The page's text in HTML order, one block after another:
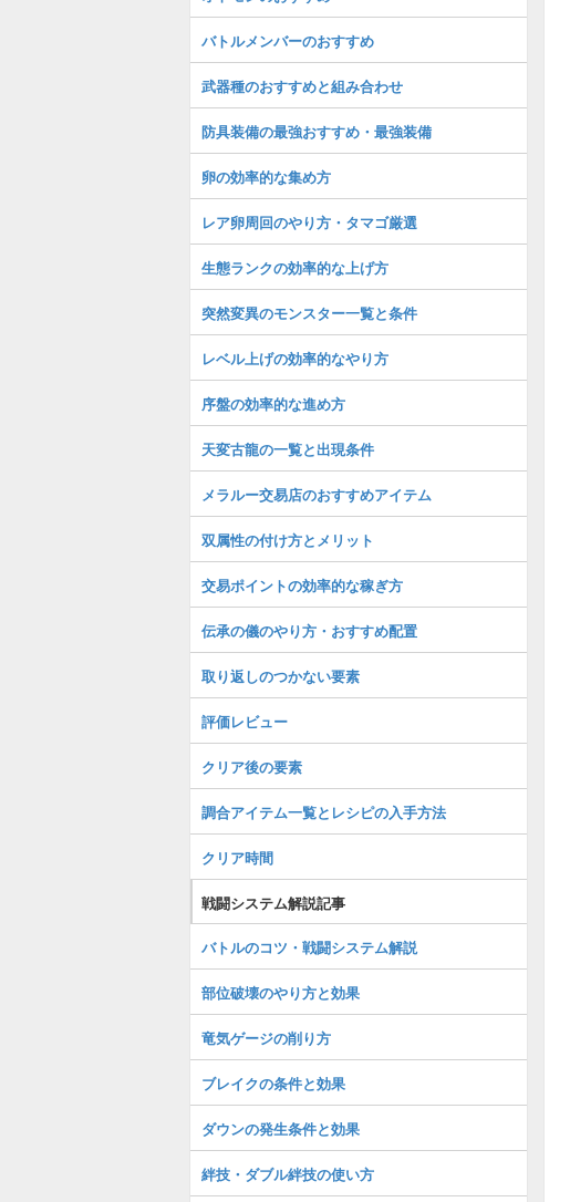
バトルメンバーのおすすめ
武器種のおすすめと組み合わせ
防具装備の最強おすすめ・最強装備
卵の効率的な集め方
レア卵周回のやり方・タマゴ厳選
生態ランクの効率的な上げ方
突然変異のモンスター一覧と条件
レベル上げの効率的なやり方
序盤の効率的な進め方
天変古龍の一覧と出現条件
メラルー交易店のおすすめアイテム
双属性の付け方とメリット
交易ポイントの効率的な稼ぎ方
伝承の儀のやり方・おすすめ配置
取り返しのつかない要素
評価レビュー
クリア後の要素
調合アイテム一覧とレシピの入手方法
クリア時間
戦闘システム解説記事
バトルのコツ・戦闘システム解説
部位破壊のやり方と効果
竜気ゲージの削り方
ブレイクの条件と効果
ダウンの発生条件と効果
絆技・ダブル絆技の使い方